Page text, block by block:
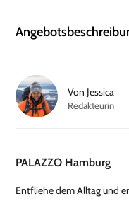
PALAZZO Hamburg
Entfliehe dem Alltag und
Von Jessica
Redakteurin